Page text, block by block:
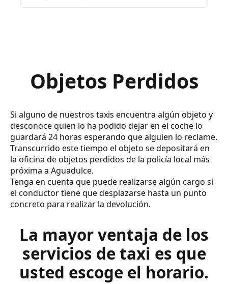
Objetos Perdidos
Si alguno de nuestros taxis encuentra algún objeto y
desconoce quien lo ha podido dejar en el coche lo
guardará 24 horas esperando que alguien lo reclame.
Transcurrido este tiempo el objeto se depositará en
la oficina de objetos perdidos de la policía local más
próxima a Aguadulce.
Tenga en cuenta que puede realizarse algún cargo si
el conductor tiene que desplazarse hasta un punto
concreto para realizar la devolución.
La mayor ventaja de los
servicios de taxi es que
usted escoge el horario.